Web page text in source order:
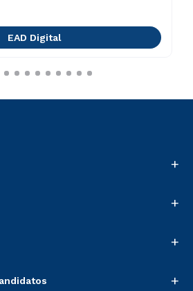
EAD Digital
+
+
+
+